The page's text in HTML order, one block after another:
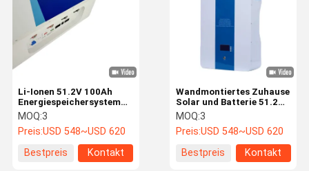
Li-Ionen 51.2V 100Ah
Energiespeichersystem
Batterie Tiefkreislauf für
Off-Grid-Nutzung
MOQ:3
Preis:USD 548~USD 620
Bestpreis
Kontakt
Wandmontiertes Zuhause
Solar und Batterie 51.2V
100Ah Energiespeicher
Lithiumbatterie
MOQ:3
Preis:USD 548~USD 620
Bestpreis
Kontakt